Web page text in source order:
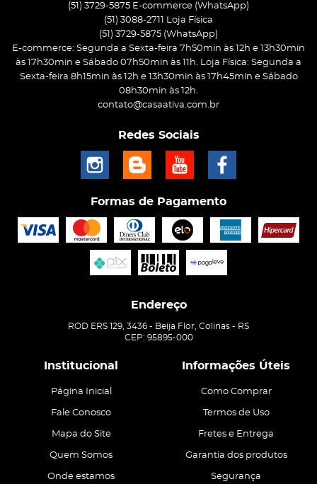
(51) 3729-5875 E-commerce (WhatsApp)
(51) 3088-2711 Loja Física
(51) 3729-5875 (WhatsApp)
E-commerce: Segunda a Sexta-feira 7h50min às 12h e 13h30min
às 17h30min e Sábado 07h50min às 11h. Loja Física: Segunda a
Sexta-feira 8h15min às 12h e 13h30min às 17h45min e Sábado
08h30min às 12h.
contato@casaativa.com.br
Redes Sociais
Formas de Pagamento
Endereço
ROD ERS 129, 3436 - Beija Flor, Colinas - RS
CEP: 95895-000
Institucional
Página Inicial
Fale Conosco
Mapa do Site
Quem Somos
Onde estamos
Informações Úteis
Como Comprar
Termos de Uso
Fretes e Entrega
Garantia dos produtos
Segurança